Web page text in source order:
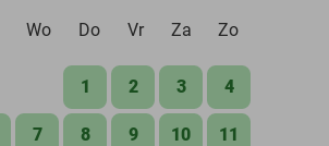
Wo Do Vr Za Zo
1 2 3 4
7 8 9 10 11